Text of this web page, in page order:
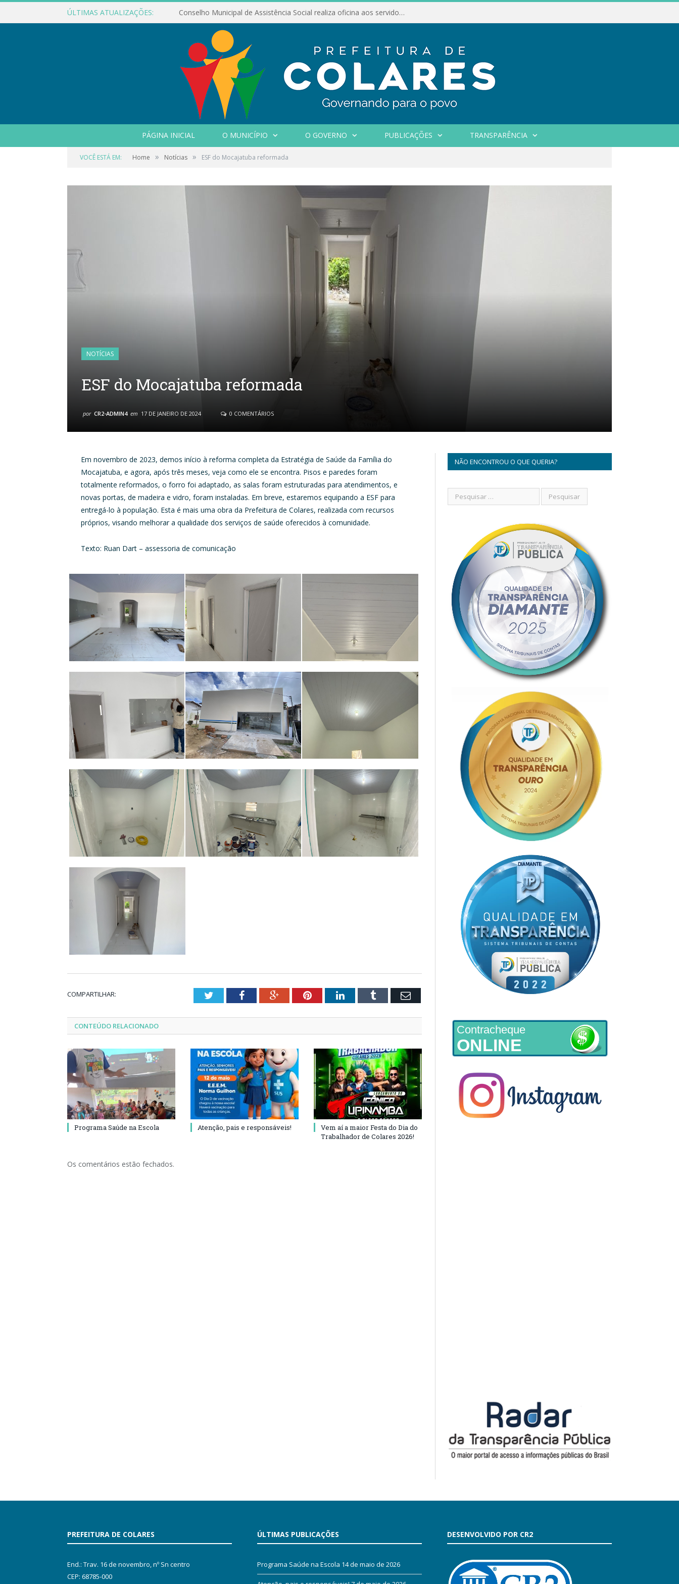
ÚLTIMAS ATUALIZAÇÕES: Conselho Municipal de Assistência Social realiza oficina aos servidores
PÁGINA INICIAL O MUNICÍPIO O GOVERNO PUBLICAÇÕES TRANSPARÊNCIA
VOCÊ ESTÁ EM: Home » Notícias » ESF do Mocajatuba reformada
NOTÍCIAS
ESF do Mocajatuba reformada
por CR2-ADMIN4 em 17 DE JANEIRO DE 2024 0 COMENTÁRIOS
Em novembro de 2023, demos início à reforma completa da Estratégia de Saúde da Família do
Mocajatuba, e agora, após três meses, veja como ele se encontra. Pisos e paredes foram
totalmente reformados, o forro foi adaptado, as salas foram estruturadas para atendimentos, e
novas portas, de madeira e vidro, foram instaladas. Em breve, estaremos equipando a ESF para
entregá-lo à população. Esta é mais uma obra da Prefeitura de Colares, realizada com recursos
próprios, visando melhorar a qualidade dos serviços de saúde oferecidos à comunidade.
Texto: Ruan Dart – assessoria de comunicação
COMPARTILHAR: TwitterFacebookGoogle+PinterestLinkedInTumblr Email
CONTEÚDO RELACIONADO
Programa Saúde na Escola Atenção, pais e responsáveis!
Vem aí a maior Festa do Dia do
Trabalhador de Colares 2026!
Os comentários estão fechados.
NÃO ENCONTROU O QUE QUERIA?
Contracheque
ONLINE
PREFEITURA DE COLARES
End.: Trav. 16 de novembro, nº Sn centro
CEP: 68785-000
ÚLTIMAS PUBLICAÇÕES
Programa Saúde na Escola 14 de maio de 2026
DESENVOLVIDO POR CR2